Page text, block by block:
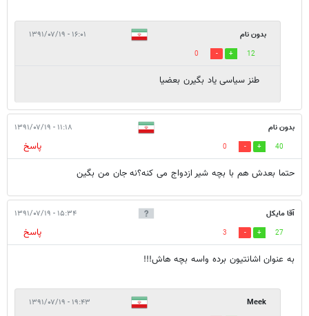
بدون نام ۱۶:۰۱ - ۱۳۹۱/۰۷/۱۹
12
0
طنز سیاسی یاد بگیرن بعضیا
بدون نام ۱۱:۱۸ - ۱۳۹۱/۰۷/۱۹
40
0
پاسخ
حتما بعدش هم با بچه شیر ازدواج می کنه؟نه جان من بگین
آقا مایکل ۱۵:۳۴ - ۱۳۹۱/۰۷/۱۹
27
3
پاسخ
به عنوان اشانتیون برده واسه بچه هاش!!!
Meek ۱۹:۴۳ - ۱۳۹۱/۰۷/۱۹